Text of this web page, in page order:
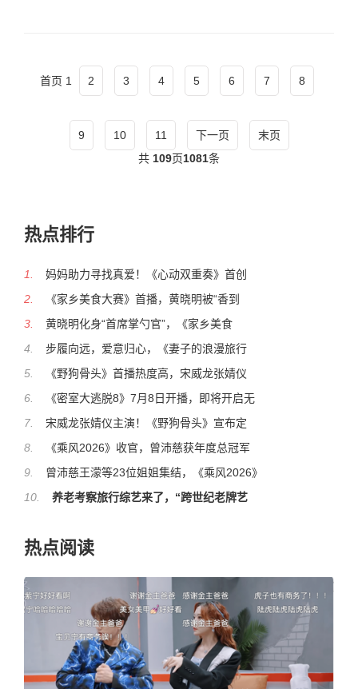
首页 1 2 3 4 5 6 7 8
9 10 11 下一页
末页
共 109页1081条
热点排行
1.
妈妈助力寻找真爱！《心动双重奏》首创
2.
《家乡美食大赛》首播，黄晓明被“香到
3.
黄晓明化身“首席掌勺官”，《家乡美食
4.
步履向远，爱意归心，《妻子的浪漫旅行
5.
《野狗骨头》首播热度高，宋威龙张婧仪
6.
《密室大逃脱8》7月8日开播，即将开启无
7.
宋威龙张婧仪主演！《野狗骨头》宣布定
8.
《乘风2026》收官，曾沛慈获年度总冠军
9.
曾沛慈王濛等23位姐姐集结，《乘风2026》
10.
养老考察旅行综艺来了，“跨世纪老牌艺
热点阅读